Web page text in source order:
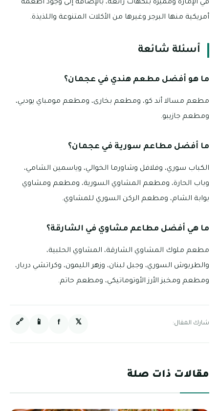
في الإمارة ومميزة بنكهات رائعة، بالإضافة إلى وجود أطعمة
أمريكية منها البرجر وغيرها من الأكلات المتنوعة واللذيذة.
أسئلة شائعة
ما هو أفضل مطعم هندي في عجمان؟
مطعم مسالا أند كو، ومطعم بخارى، ومطعم مومباي يودبي،
ومطعم جازيبو.
ما أفضل مطاعم سورية في عجمان؟
الكباب سوري، وفلافل وشاورما الخوالي، وياسمين الشامي،
وباب الحارة، ومطعم المشاوي السورية، ومطعم ومشاوي
بوابة الشام، ومطعم الركن السوري للمشاوي.
ما هي أفضل مطاعم مشاوي في الشارقة؟
مطعم ملوك المشاوي الشارقة، المشاوي الحلبية،
والطربوش السوري، وجبل لبنان، وزهر الليمون، وكراتشي دربار،
ومطعم ومخبز الأرز الأوتوماتيكي، ومطعم حاتم.
شارك المقال: 𝕏
f
📱
🔗
مقالات ذات صلة